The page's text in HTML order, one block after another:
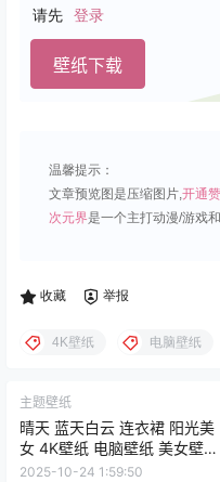
请先 登录
壁纸下载
温馨提示：
文章预览图是压缩图片,开通赞助会员
次元界是一个主打动漫/游戏和虚拟偶像角色的插画壁纸平台;
收藏 举报
4K壁纸 电脑壁纸
主题壁纸
晴天 蓝天白云 连衣裙 阳光美
女 4K壁纸 电脑壁纸 美女壁纸
3840x2160
2025-10-24 1:59:50